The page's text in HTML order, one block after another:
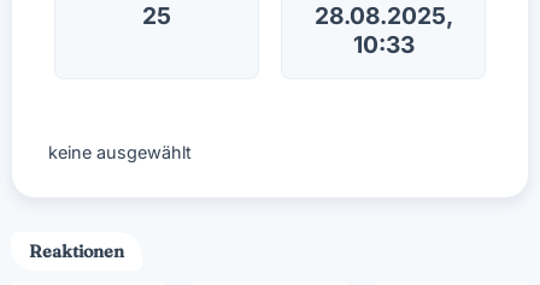
25
28.08.2025,
10:33
keine ausgewählt
Reaktionen